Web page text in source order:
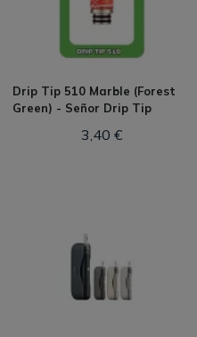
Drip Tip 510 Marble (Forest
Green) - Señor Drip Tip
3,40 €